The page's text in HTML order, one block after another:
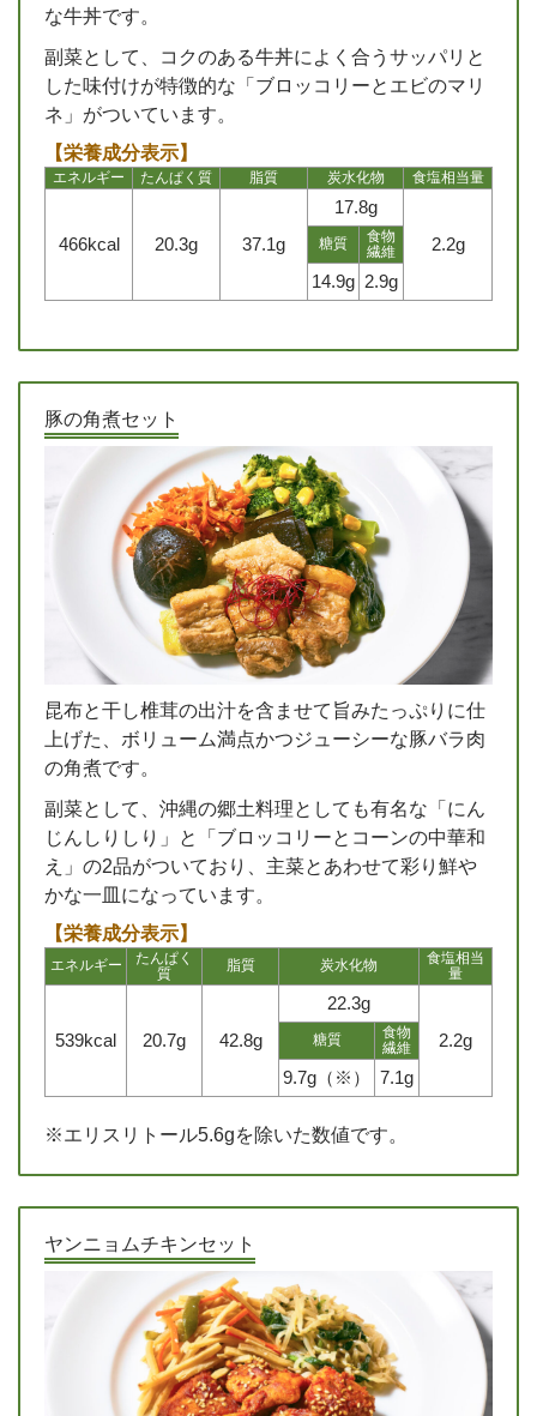
な牛丼です。
副菜として、コクのある牛丼によく合うサッパリと
した味付けが特徴的な「ブロッコリーとエビのマリ
ネ」がついています。
【栄養成分表示】
エネルギー たんぱく質 脂質 炭水化物 食塩相当量
466kcal 20.3g 37.1g
17.8g
2.2g
糖質
食物
繊維
14.9g 2.9g
豚の角煮セット
昆布と干し椎茸の出汁を含ませて旨みたっぷりに仕
上げた、ボリューム満点かつジューシーな豚バラ肉
の角煮です。
副菜として、沖縄の郷土料理としても有名な「にん
じんしりしり」と「ブロッコリーとコーンの中華和
え」の2品がついており、主菜とあわせて彩り鮮や
かな一皿になっています。
【栄養成分表示】
エネルギー
たんぱく
質
脂質 炭水化物
食塩相当
量
539kcal 20.7g 42.8g
22.3g
2.2g
糖質
食物
繊維
9.7g（※） 7.1g
※エリスリトール5.6gを除いた数値です。
ヤンニョムチキンセット